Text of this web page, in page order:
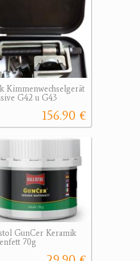
Kimmenwechselgerät
G42 u G43
156.90 €
GunCer Keramik
70g